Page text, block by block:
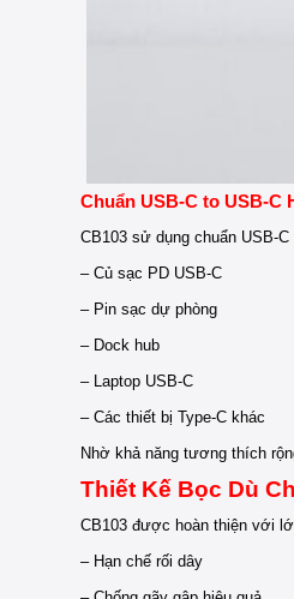
Chuẩn USB-C to USB-C
CB103 sử dụng chuẩn USB-
– Củ sạc PD USB-C
– Pin sạc dự phòng
– Dock hub
– Laptop USB-C
– Các thiết bị Type-C khác
Nhờ khả năng tương thích
Thiết Kế Bọc Dù
CB103 được hoàn thiện với
– Hạn chế rối dây